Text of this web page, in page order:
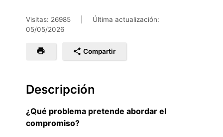
Visitas: 26985
Última actualización:
05/05/2026
Compartir
Descripción
¿Qué problema pretende abordar el
compromiso?